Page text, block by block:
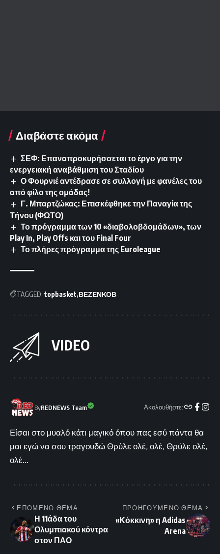
Διαβάστε ακόμα
ΣΕΦ: Επαναπροκυρήσσεται το έργο για την
ενεργειακή αναβάθμιση του Σταδίου
Ο Φουρνιέ αντέδρασε σε συλλογή με φανέλες του
από φίλο της ομάδας!
Γ. Μπαρτζώκας: Επισκέφθηκε την Παναγία της
Τήνου (ΦΩΤΟ)
Το πρόγραμμα των 10 «διαβολοβδομάδων», των
Play In, Play Offs και του Final Four
Το πλήρες πρόγραμμα της Euroleague
TAGGED: topbasket ΒΕΖΕΝΚΟΒ
VIDEO
ByREDNEWS Team Ακολουθήστε:
Είσαι στο μυαλό κάτι μαγικό όπου πας εσύ πάντα θα
μαι εγώ να σου τραγουδώ Θρύλε ολέ, ολέ, Θρύλε ολέ,
ολέ...
ΕΠΟΜΕΝΟ ΘΕΜΑ
Η 11άδα του
Ολυμπιακού κόντρα
στον ΠΑΟ
ΠΡΟΗΓΟΥΜΕΝΟ ΘΕΜΑ
«Κόκκινη» η Adidas
Arena